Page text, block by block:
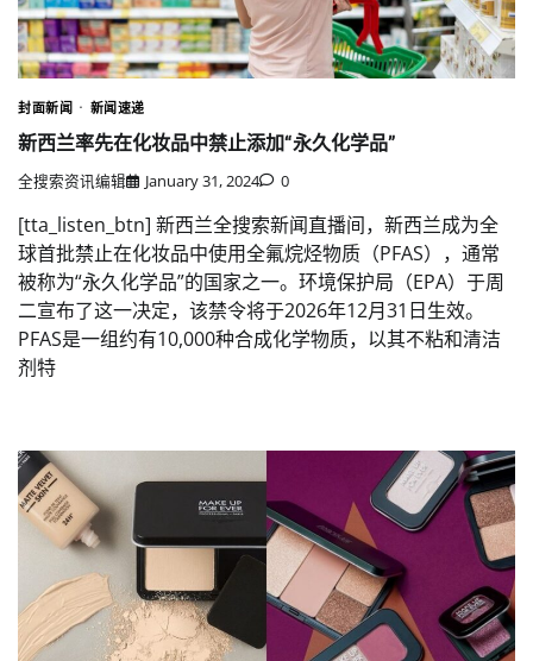
封面新闻 新闻速递
新西兰率先在化妆品中禁止添加“永久化学品”
全搜索资讯编辑 January 31, 2024 0
[tta_listen_btn] 新西兰全搜索新闻直播间，新西兰成为全
球首批禁止在化妆品中使用全氟烷烃物质（PFAS），通常
被称为“永久化学品”的国家之一。环境保护局（EPA）于周
二宣布了这一决定，该禁令将于2026年12月31日生效。
PFAS是一组约有10,000种合成化学物质，以其不粘和清洁
剂特